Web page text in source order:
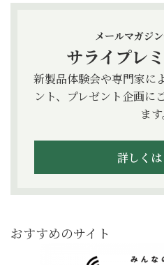
メールマガジ
サライプレ
新製品体験会や専門家に
ント、プレゼント企画に
ます
詳しく
おすすめのサイト